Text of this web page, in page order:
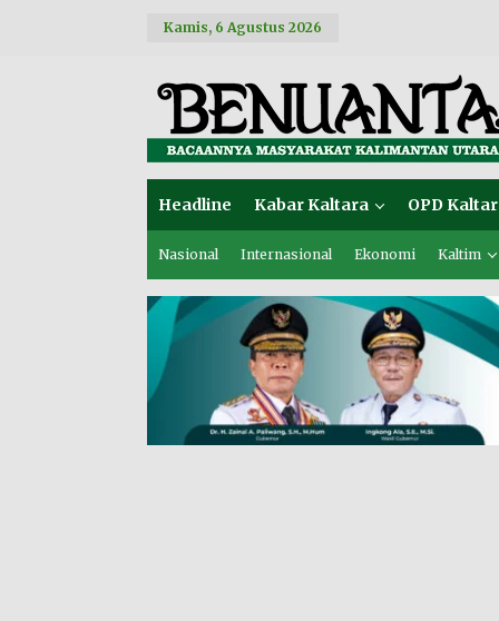
Kamis, 6 Agustus 2026
Headline Kabar Kaltara OPD
Nasional Internasional Ekonomi Kaltim